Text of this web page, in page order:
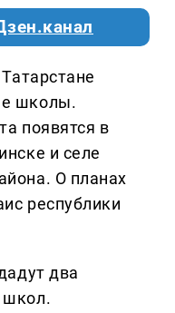
школы.
появятся в
и селе
О планах
республики
два
школ.